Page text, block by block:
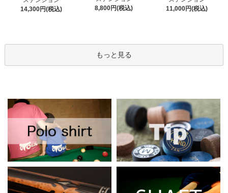
14,300円(税込)
8,800円(税込)
11,000円(税込)
もっと見る